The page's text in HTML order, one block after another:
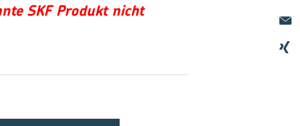
SKF Produkt nicht